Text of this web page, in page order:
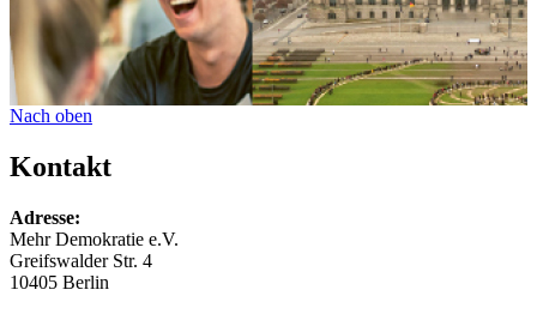
Nach oben
Kontakt
Adresse:
Mehr Demokratie e.V.
Greifswalder Str. 4
10405 Berlin